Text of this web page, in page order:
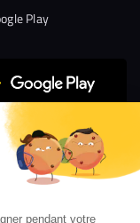
pendant votre
Play
légales